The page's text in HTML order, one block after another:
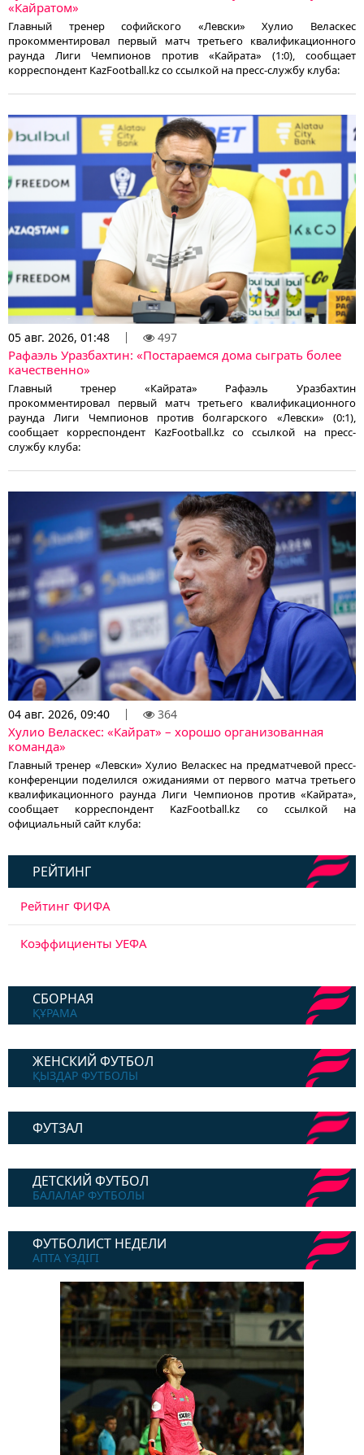
«Кайратом»
Главный тренер софийского «Левски» Хулио Веласкес
прокомментировал первый матч третьего квалификационного
раунда Лиги Чемпионов против «Кайрата» (1:0), сообщает
корреспондент KazFootball.kz со ссылкой на пресс-службу клуба:
05 авг. 2026, 01:48 497
Рафаэль Уразбахтин: «Постараемся дома сыграть более
качественно»
Главный тренер «Кайрата» Рафаэль Уразбахтин
прокомментировал первый матч третьего квалификационного
раунда Лиги Чемпионов против болгарского «Левски» (0:1),
сообщает корреспондент KazFootball.kz со ссылкой на пресс-
службу клуба:
04 авг. 2026, 09:40 364
Хулио Веласкес: «Кайрат» – хорошо организованная
команда»
Главный тренер «Левски» Хулио Веласкес на предматчевой пресс-
конференции поделился ожиданиями от первого матча третьего
квалификационного раунда Лиги Чемпионов против «Кайрата»,
сообщает корреспондент KazFootball.kz со ссылкой на
официальный сайт клуба:
РЕЙТИНГ
Рейтинг ФИФА
Коэффициенты УЕФА
СБОРНАЯ
ҚҰРАМА
ЖЕНСКИЙ ФУТБОЛ
ҚЫЗДАР ФУТБОЛЫ
ФУТЗАЛ
ДЕТСКИЙ ФУТБОЛ
БАЛАЛАР ФУТБОЛЫ
ФУТБОЛИСТ НЕДЕЛИ
АПТА ҮЗДІГІ